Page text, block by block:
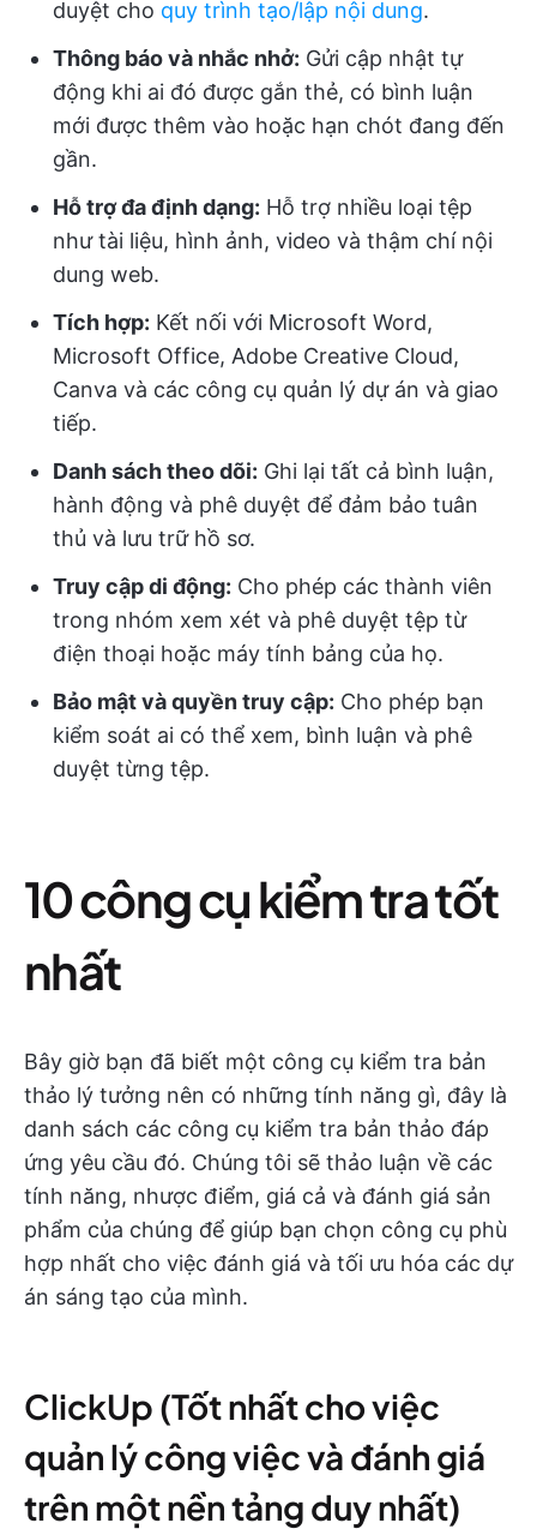
duyệt cho quy trình tạo/lập nội dung.
Thông báo và nhắc nhở: Gửi cập nhật tự
động khi ai đó được gắn thẻ, có bình luận
mới được thêm vào hoặc hạn chót đang đến
gần.
Hỗ trợ đa định dạng: Hỗ trợ nhiều loại tệp
như tài liệu, hình ảnh, video và thậm chí nội
dung web.
Tích hợp: Kết nối với Microsoft Word,
Microsoft Office, Adobe Creative Cloud,
Canva và các công cụ quản lý dự án và giao
tiếp.
Danh sách theo dõi: Ghi lại tất cả bình luận,
hành động và phê duyệt để đảm bảo tuân
thủ và lưu trữ hồ sơ.
Truy cập di động: Cho phép các thành viên
trong nhóm xem xét và phê duyệt tệp từ
điện thoại hoặc máy tính bảng của họ.
Bảo mật và quyền truy cập: Cho phép bạn
kiểm soát ai có thể xem, bình luận và phê
duyệt từng tệp.
10 công cụ kiểm tra tốt
nhất
Bây giờ bạn đã biết một công cụ kiểm tra bản
thảo lý tưởng nên có những tính năng gì, đây là
danh sách các công cụ kiểm tra bản thảo đáp
ứng yêu cầu đó. Chúng tôi sẽ thảo luận về các
tính năng, nhược điểm, giá cả và đánh giá sản
phẩm của chúng để giúp bạn chọn công cụ phù
hợp nhất cho việc đánh giá và tối ưu hóa các dự
án sáng tạo của mình.
ClickUp (Tốt nhất cho việc
quản lý công việc và đánh giá
trên một nền tảng duy nhất)